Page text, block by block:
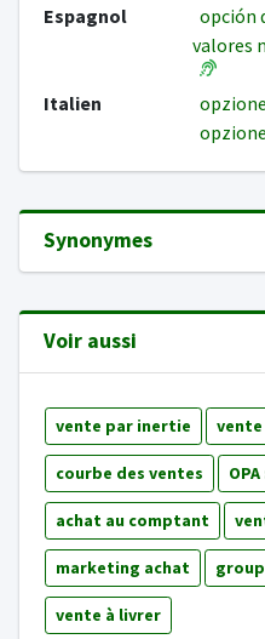
Espagnol
opción
valores
Italien
Synonymes
Voir aussi
vente par inertie vente
courbe des ventes
achat au comptant
marketing achat
vente à livrer